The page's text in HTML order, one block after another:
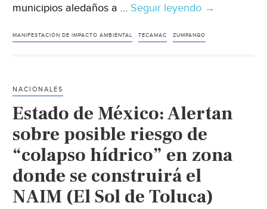
municipios aledaños a … Seguir leyendo Tecamac:
Tecámac
y
de
agua
→
MANIFESTACIÓN DE IMPACTO AMBIENTAL TECAMAC ZUMPANGO
NACIONALES
Estado de México: Alertan
sobre posible riesgo de
“colapso hídrico” en zona
donde se construirá el
NAIM (El Sol de Toluca)